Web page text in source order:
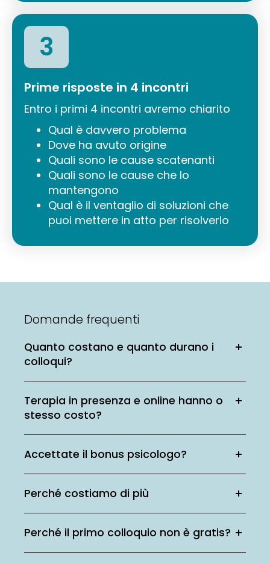
3
Prime risposte in 4 incontri
Entro i primi 4 incontri avremo chiarito
Qual è davvero problema
Dove ha avuto origine
Quali sono le cause scatenanti
Quali sono le cause che lo
mantengono
Qual è il ventaglio di soluzioni che
puoi mettere in atto per risolverlo
Domande frequenti
Quanto costano e quanto durano i
colloqui?
Terapia in presenza e online hanno o
stesso costo?
Accettate il bonus psicologo?
Perché costiamo di più
Perché il primo colloquio non è gratis?